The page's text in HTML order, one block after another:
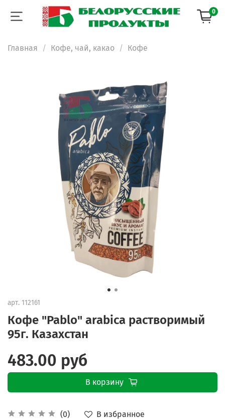
0
Главная Кофе, чай, какао Кофе
арт. 112161
Кофе "Pablo" arabica растворимый
95г. Казахстан
(0)
В избранное
483.00 руб
В корзину